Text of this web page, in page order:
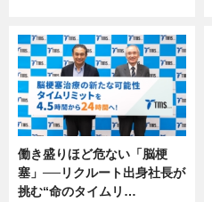
働き盛りほど危ない「脳梗
塞」──リクルート出身社長が
挑む“命のタイムリ…